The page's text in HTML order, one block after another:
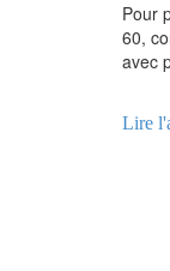
Pour
60,
avec
Lire